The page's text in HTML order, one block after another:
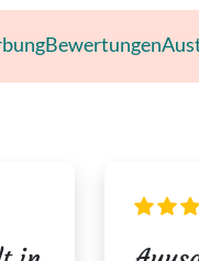
Bewertungen